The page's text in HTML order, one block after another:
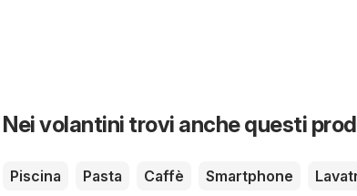
Nei volantini trovi anche questi
Piscina Pasta Caffè Smartphone